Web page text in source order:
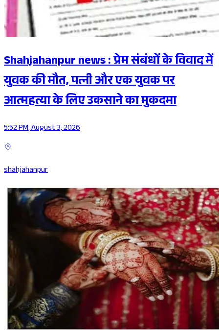
Shahjahanpur news : प्रेम संबंधों के विवाद में
युवक की मौत, पत्नी और एक युवक पर
आत्महत्या के लिए उकसाने का मुकदमा
5:52 PM, August 3, 2026
shahjahanpur